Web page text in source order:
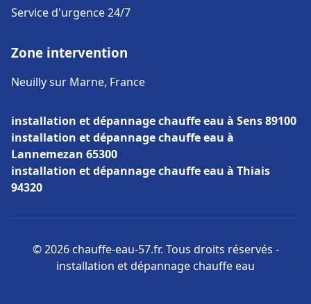
Service d'urgence 24/7
Zone intervention
Neuilly sur Marne, France
installation et dépannage chauffe eau à Sens 89100
installation et dépannage chauffe eau à
Lannemezan 65300
installation et dépannage chauffe eau à Thiais
94320
© 2026 chauffe-eau-57.fr. Tous droits réservés -
installation et dépannage chauffe eau